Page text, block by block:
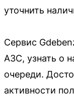
уточнить
Сервис
АЗС, узнать о
очереди.
активности